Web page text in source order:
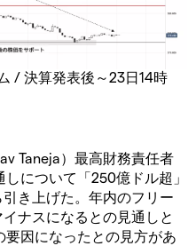
/ 決算発表後～23日14時
Taneja）最高財務責任者
しについて「250億ドル超」
き上げた。年内のフリー
ナスになるとの見通しと
因になったとの見方があ